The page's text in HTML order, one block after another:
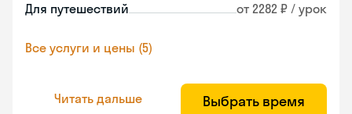
Для путешествий от 2282 ₽ / урок
Все услуги и цены (5)
Читать дальше Выбрать время